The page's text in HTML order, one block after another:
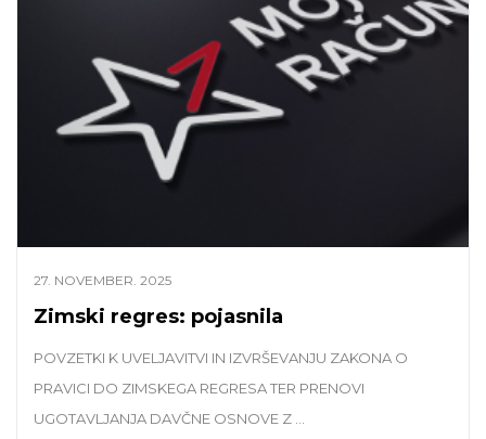
27. NOVEMBER. 2025
Zimski regres: pojasnila
POVZETKI K UVELJAVITVI IN IZVRŠEVANJU ZAKONA O
PRAVICI DO ZIMSKEGA REGRESA TER PRENOVI
UGOTAVLJANJA DAVČNE OSNOVE Z ...